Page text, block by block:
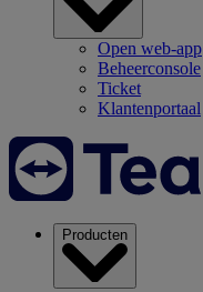
Open web-app
Beheerconsole
Ticket
Klantenportaal
Producten